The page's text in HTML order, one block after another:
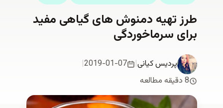
طرز تهیه دمنوش های گیاهی مفید
برای سرماخوردگی
پردیس کیانی|
2019-01-07
|
8 دقیقه مطالعه